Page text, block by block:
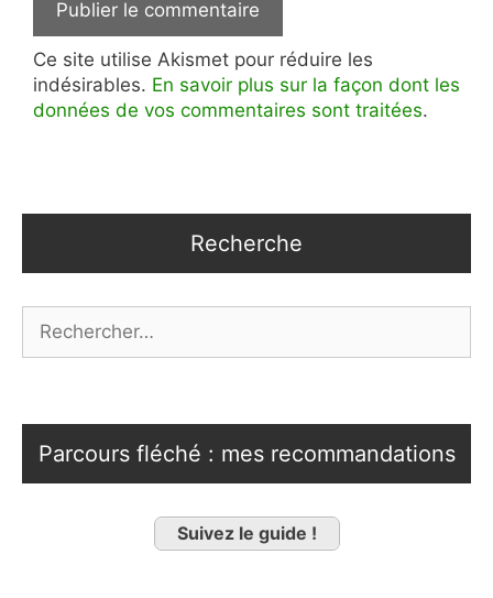
Ce site utilise Akismet pour réduire les
indésirables. En savoir plus sur la façon dont les
données de vos commentaires sont traitées.
Recherche
Parcours fléché : mes recommandations
Suivez le guide !